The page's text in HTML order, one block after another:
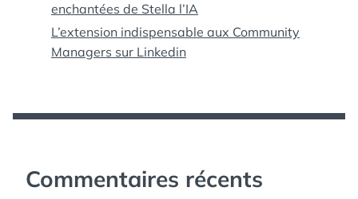
enchantées de Stella l’IA
L’extension indispensable aux Community
Managers sur Linkedin
Commentaires récents